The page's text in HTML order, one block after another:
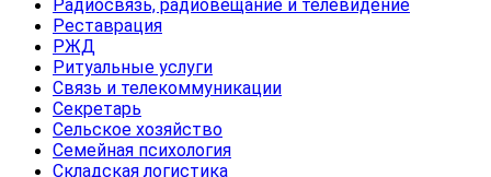
Радиосвязь, радиовещание и телевидение
Реставрация
РЖД
Ритуальные услуги
Связь и телекоммуникации
Секретарь
Сельское хозяйство
Семейная психология
Складская логистика